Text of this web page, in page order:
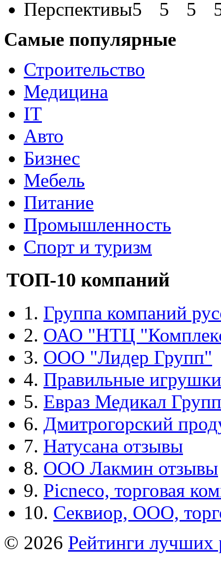
Перспективы
Самые популярные
Строительство
Медицина
IT
Авто
Бизнес
Мебель
Питание
Промышленность
Спорт и туризм
ТОП-10 компаний
1. Группа компаний
2. ОАО "НТЦ
3. ООО "Лидер Групп"
4. Правильные игрушки
5. Евраз Медикал Групп
6. Дмитрогорский
7. Натусана отзывы
8. ООО Лакмин отзывы
9. Picneco, торговая
10. Секвиор, ООО,
© 2026 Рейтинги лучших